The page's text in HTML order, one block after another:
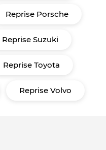
Reprise Porsche
Reprise Suzuki
Reprise Toyota
Reprise Volvo